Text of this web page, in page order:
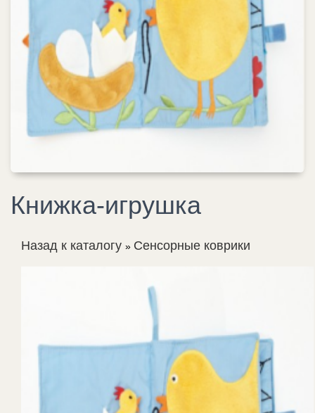
Книжка-игрушка
Назад к каталогу Сенсорные коврики